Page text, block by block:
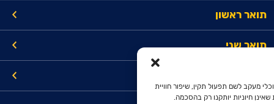
מעקב לשם תפעול תקין, שיפור חוויית
חיוניות יותקנו רק בהסכמה.
תואר ראשון
תואר שני